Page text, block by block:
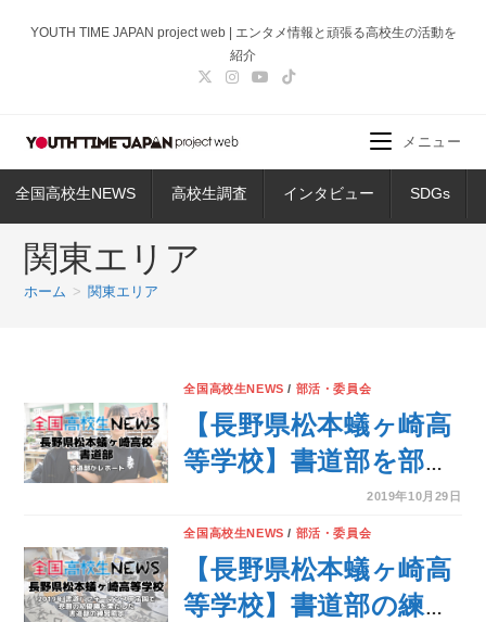
ス
ッ
YOUTH TIME JAPAN project web | エンタメ情報と頑張る高校生の活動を
紹介
全国高校生NEWS 高校生調査 インタビュー SDGs
メニュー
関東エリア
ホーム > 関東エリア
全国高校生NEWS / 部活・委員会
【長野県松本蟻ヶ崎高
等学校】書道部を部員
2019年10月29日
全国高校生NEWS / 部活・委員会
【長野県松本蟻ヶ崎高
等学校】書道部の練習